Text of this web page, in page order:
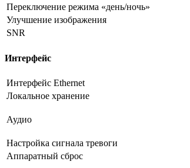
Переключение режима «день/ночь»
Улучшение изображения
SNR
Интерфейс
Интерфейс Ethernet
Локальное хранение
Аудио
Настройка сигнала тревоги
Аппаратный сброс